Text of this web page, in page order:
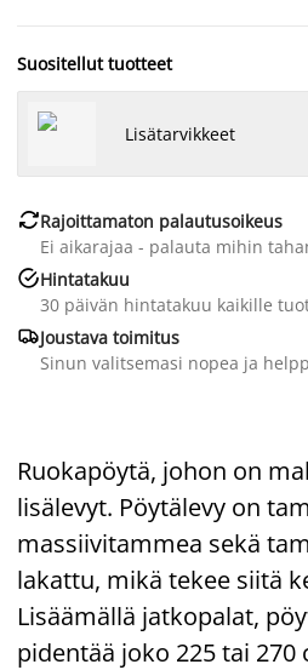
Suositellut tuotteet
Lisätarvikkeet
Rajoittamaton palautusoikeus
Ei aikarajaa - palauta mihin
Hintatakuu
30 päivän hintatakuu kaikille
Joustava toimitus
Sinun valitsemasi nopea ja
Ruokapöytä, johon on
lisälevyt. Pöytälevy on
massiivitammea sekä
lakattu, mikä tekee siitä
Lisäämällä jatkopalat,
pidentää joko 225 tai 270